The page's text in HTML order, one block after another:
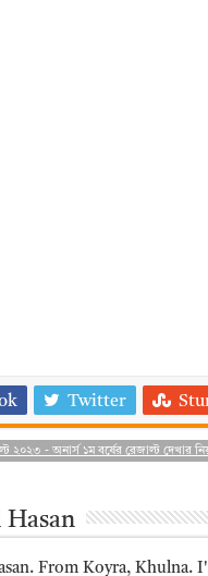
Twitter
২০২৩ - অনার্স ১ম বর্ষের রেজাল্ট দেখার